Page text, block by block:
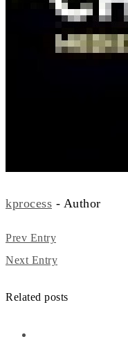
kprocess - Author
Prev Entry
Next Entry
Related posts